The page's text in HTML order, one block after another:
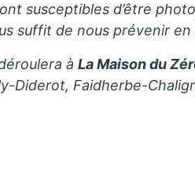
susceptibles d’être
suffit de nous prévenir en
àLa Maison du
Diderot, Faidherbe-